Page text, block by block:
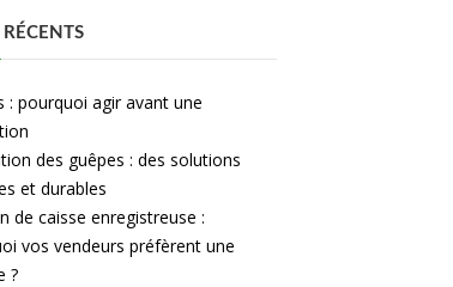
: pourquoi agir avant une
des guêpes : des solutions
et durables
de caisse enregistreuse :
vos vendeurs préfèrent une
?